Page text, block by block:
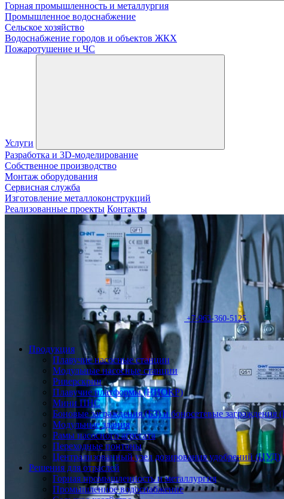
Горная промышленность и металлургия
Промышленное водоснабжение
Сельское хозяйство
Водоснабжение городов и объектов ЖКХ
Пожаротушение и ЧС
Услуги
Разработка и 3D-моделирование
Собственное производство
Монтаж оборудования
Сервисная служба
Изготовление металлоконструкций
Реализованные проекты Контакты
+7-963-360-5125
Продукция
Плавучие насосные станции
Модульные насосные станции
Риверскрин
Плавучие платформы (НИОКР)
Мини ПНС
Боновые заграждения (БЗ) и боносетевые заграждения
Модульные здания
Рамы насосного агрегата
Переходные понтоны
Централизованный узел дозирования удобрений (ЦУД)
Решения для отраслей
Горная промышленность и металлургия
Промышленное водоснабжение